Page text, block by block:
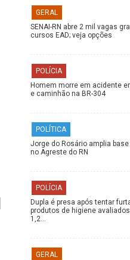
GERAL
SENAI-RN abre 2 mil vagas
cursos EAD; veja opções
POLÍCIA
Homem morre em acidente
e caminhão na BR-304
POLÍTICA
Jorge do Rosário amplia
no Agreste do RN
POLÍCIA
Dupla é presa após tentar
produtos de higiene
1,2…
GERAL